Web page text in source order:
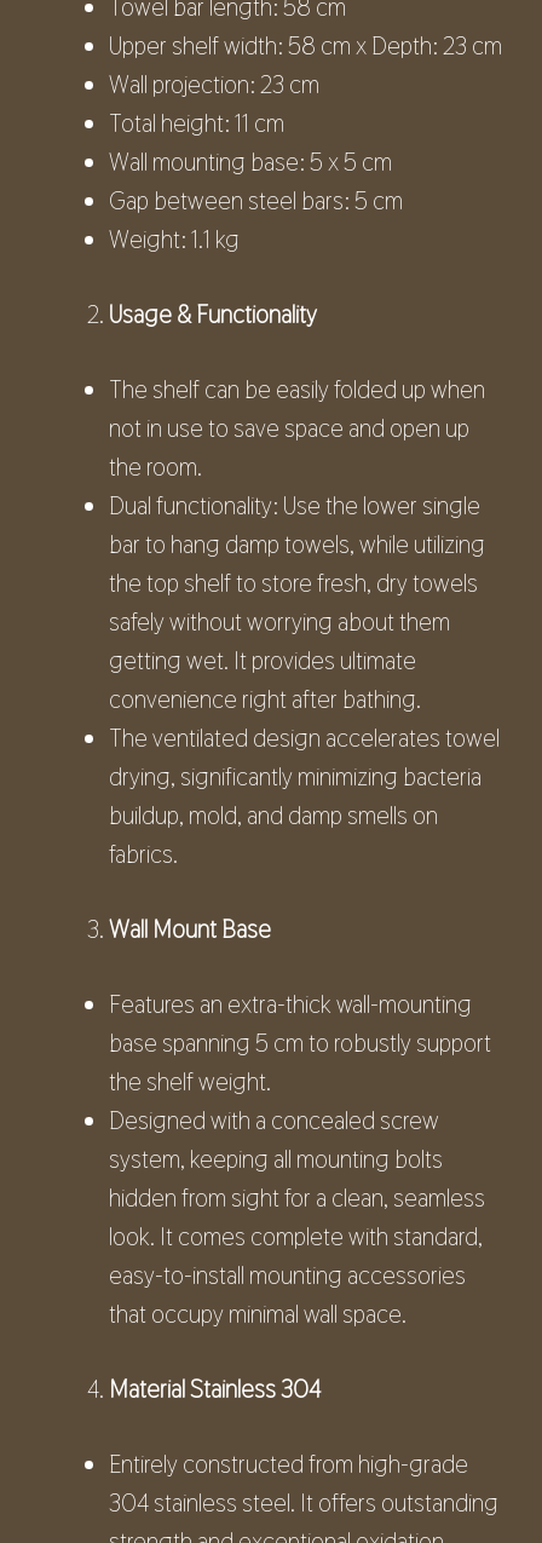
Towel bar length: 58 cm
Upper shelf width: 58 cm x Depth: 23 cm
Wall projection: 23 cm
Total height: 11 cm
Wall mounting base: 5 x 5 cm
Gap between steel bars: 5 cm
Weight: 1.1 kg
Usage & Functionality
The shelf can be easily folded up when
not in use to save space and open up
the room.
Dual functionality: Use the lower single
bar to hang damp towels, while utilizing
the top shelf to store fresh, dry towels
safely without worrying about them
getting wet. It provides ultimate
convenience right after bathing.
The ventilated design accelerates towel
drying, significantly minimizing bacteria
buildup, mold, and damp smells on
fabrics.
Wall Mount Base
Features an extra-thick wall-mounting
base spanning 5 cm to robustly support
the shelf weight.
Designed with a concealed screw
system, keeping all mounting bolts
hidden from sight for a clean, seamless
look. It comes complete with standard,
easy-to-install mounting accessories
that occupy minimal wall space.
Material Stainless 304
Entirely constructed from high-grade
304 stainless steel. It offers outstanding